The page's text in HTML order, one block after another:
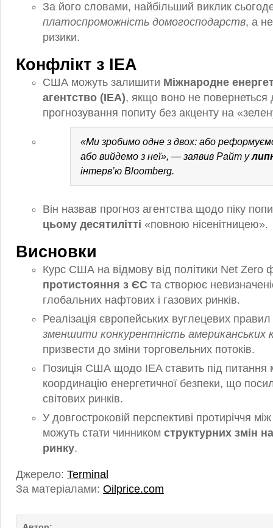
За його словами, найбільший виклик
платоспроможність домогосподарств, а
ризики.
Конфлікт з IEA
США можуть залишити Міжнародне
агентство (IEA), якщо воно не повернеться
прогнозування попиту без акценту на
«Ми зробимо одне з двох: або
або вийдемо з неї», — заявив Райт у
інтерв’ю Bloomberg.
Він назвав прогноз агентства щодо піку
цьому десятилітті «повною нісенітницею».
Висновки
Курс США на відмову від політики Net Zero
протистояння з ЄС та створює
глобальних нафтових і газових ринків.
Реалізація європейських вуглецевих
зменшити конкурентність американських
призвести до зміни торговельних потоків.
Позиція США щодо IEA ставить під питання
координацію енергетичної безпеки, що
світових ринків.
У довгостроковій перспективі протиріччя
можуть стати чинником структурних змін
ринку.
Джерело: Terminal
За матеріалами: Oilprice.com